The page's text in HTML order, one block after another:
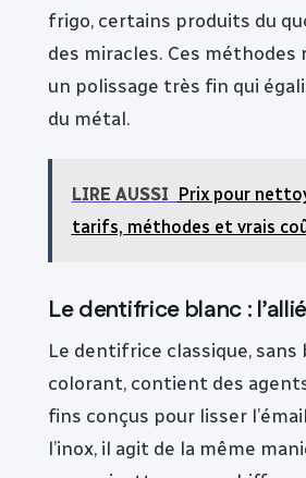
frigo, certains produits du
des miracles. Ces
un polissage très fin qui
du métal.
LIRE AUSSI Prix pour
tarifs, méthodes et vrais
Le dentifrice blanc :
Le dentifrice classique, sans
colorant, contient des
fins conçus pour lisser
l’inox, il agit de la même